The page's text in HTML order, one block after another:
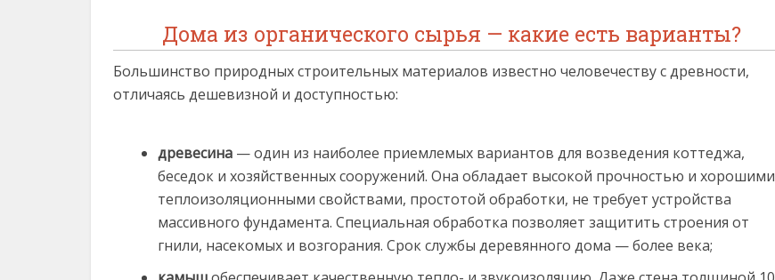
Дома из органического сырья — какие есть варианты?
Большинство природных строительных материалов известно человечеству с древности,
отличаясь дешевизной и доступностью:
древесина — один из наиболее приемлемых вариантов для возведения коттеджа,
беседок и хозяйственных сооружений. Она обладает высокой прочностью и хорошими
теплоизоляционными свойствами, простотой обработки, не требует устройства
массивного фундамента. Специальная обработка позволяет защитить строения от
гнили, насекомых и возгорания. Срок службы деревянного дома — более века;